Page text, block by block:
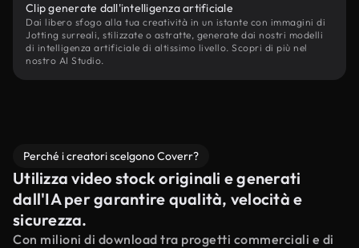
Clip generate dall'intelligenza artificiale
Dai libero sfogo alla tua creatività in un istante con immagini di
Jotting surreali, stilizzate o astratte, generate dai nostri modelli
di intelligenza artificiale di altissimo livello. Scopri di più nel
nostro AI Studio.
Perché i creatori scelgono Coverr?
Utilizza video stock originali e generati
dall'IA per garantire qualità, velocità e
sicurezza.
Con milioni di download tra progetti commerciali e di